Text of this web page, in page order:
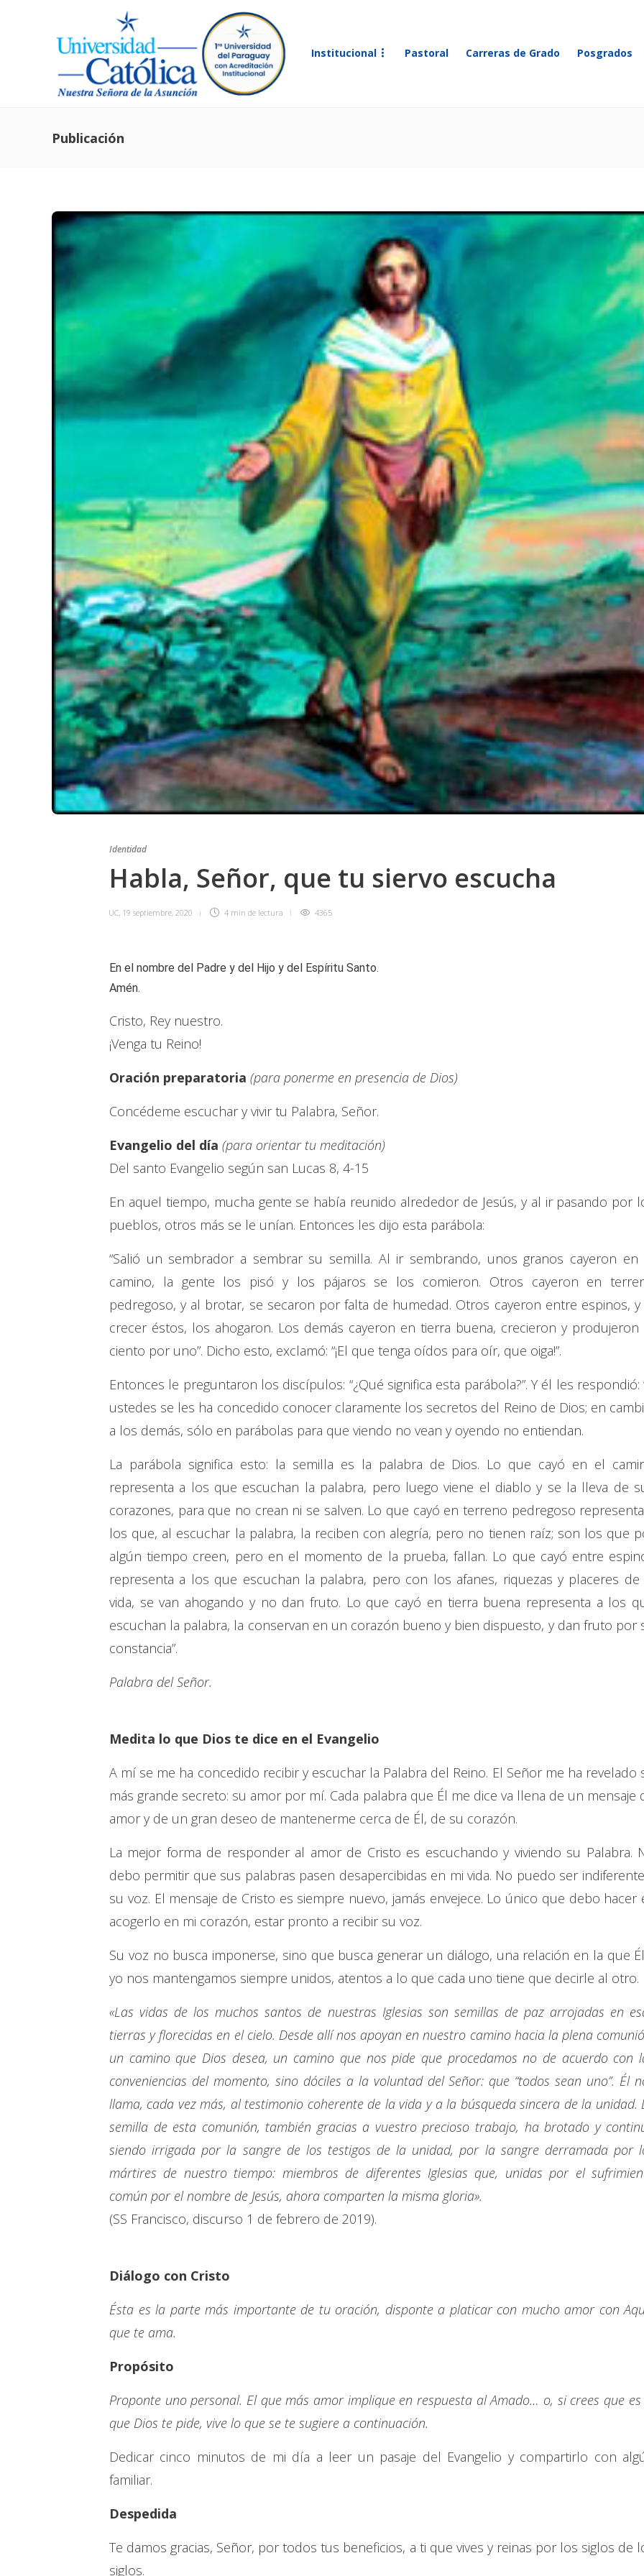
Institucional Pastoral Carreras de Grado Posgrados
Publicación
Identidad
Habla, Señor, que tu siervo escucha
UC, 19 septiembre, 2020 4 min de lectura 4365
En el nombre del Padre y del Hijo y del Espíritu Santo.
Amén.
Cristo, Rey nuestro.
¡Venga tu Reino!
Oración preparatoria (para ponerme en presencia de Dios)
Concédeme escuchar y vivir tu Palabra, Señor.
Evangelio del día (para orientar tu meditación)
Del santo Evangelio según san Lucas 8, 4-15
En aquel tiempo, mucha gente se había reunido alrededor de Jesús, y al ir pasando por
pueblos, otros más se le unían. Entonces les dijo esta parábola:
“Salió un sembrador a sembrar su semilla. Al ir sembrando, unos granos cayeron en
camino, la gente los pisó y los pájaros se los comieron. Otros cayeron en
pedregoso, y al brotar, se secaron por falta de humedad. Otros cayeron entre espinos, y
crecer éstos, los ahogaron. Los demás cayeron en tierra buena, crecieron y produjeron
ciento por uno”. Dicho esto, exclamó: “¡El que tenga oídos para oír, que oiga!”.
Entonces le preguntaron los discípulos: “¿Qué significa esta parábola?”. Y él les respondió:
ustedes se les ha concedido conocer claramente los secretos del Reino de Dios; en
a los demás, sólo en parábolas para que viendo no vean y oyendo no entiendan.
La parábola significa esto: la semilla es la palabra de Dios. Lo que cayó en el
representa a los que escuchan la palabra, pero luego viene el diablo y se la lleva de
corazones, para que no crean ni se salven. Lo que cayó en terreno pedregoso
los que, al escuchar la palabra, la reciben con alegría, pero no tienen raíz; son los que
algún tiempo creen, pero en el momento de la prueba, fallan. Lo que cayó entre
representa a los que escuchan la palabra, pero con los afanes, riquezas y placeres de
vida, se van ahogando y no dan fruto. Lo que cayó en tierra buena representa a los
escuchan la palabra, la conservan en un corazón bueno y bien dispuesto, y dan fruto por
constancia”.
Palabra del Señor.
Medita lo que Dios te dice en el Evangelio
A mí se me ha concedido recibir y escuchar la Palabra del Reino. El Señor me ha revelado
más grande secreto: su amor por mí. Cada palabra que Él me dice va llena de un mensaje
amor y de un gran deseo de mantenerme cerca de Él, de su corazón.
La mejor forma de responder al amor de Cristo es escuchando y viviendo su Palabra.
debo permitir que sus palabras pasen desapercibidas en mi vida. No puedo ser
su voz. El mensaje de Cristo es siempre nuevo, jamás envejece. Lo único que debo hacer
acogerlo en mi corazón, estar pronto a recibir su voz.
Su voz no busca imponerse, sino que busca generar un diálogo, una relación en la que
yo nos mantengamos siempre unidos, atentos a lo que cada uno tiene que decirle al otro.
«Las vidas de los muchos santos de nuestras Iglesias son semillas de paz arrojadas en
tierras y florecidas en el cielo. Desde allí nos apoyan en nuestro camino hacia la plena
un camino que Dios desea, un camino que nos pide que procedamos no de acuerdo con
conveniencias del momento, sino dóciles a la voluntad del Señor: que “todos sean uno”. Él
llama, cada vez más, al testimonio coherente de la vida y a la búsqueda sincera de la unidad.
semilla de esta comunión, también gracias a vuestro precioso trabajo, ha brotado y
siendo irrigada por la sangre de los testigos de la unidad, por la sangre derramada por
mártires de nuestro tiempo: miembros de diferentes Iglesias que, unidas por el
común por el nombre de Jesús, ahora comparten la misma gloria».
(SS Francisco, discurso 1 de febrero de 2019).
Diálogo con Cristo
Ésta es la parte más importante de tu oración, disponte a platicar con mucho amor con
que te ama.
Propósito
Proponte uno personal. El que más amor implique en respuesta al Amado… o, si crees que
que Dios te pide, vive lo que se te sugiere a continuación.
Dedicar cinco minutos de mi día a leer un pasaje del Evangelio y compartirlo con
familiar.
Despedida
Te damos gracias, Señor, por todos tus beneficios, a ti que vives y reinas por los siglos de
siglos.